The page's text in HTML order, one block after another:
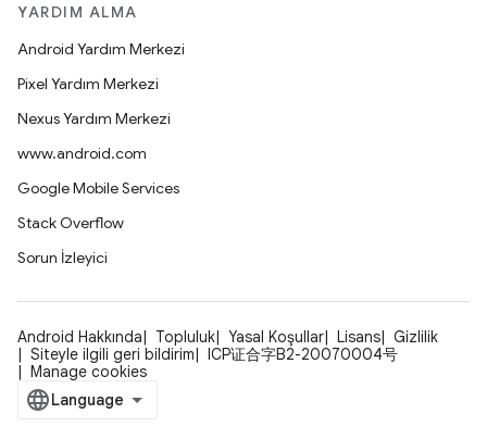
YARDIM ALMA
Android Yardım Merkezi
Pixel Yardım Merkezi
Nexus Yardım Merkezi
www.android.com
Google Mobile Services
Stack Overflow
Sorun İzleyici
Android Hakkında Topluluk Yasal Koşullar Lisans
Gizlilik
Siteyle ilgili geri bildirim
ICP证合字B2-20070004号
Manage cookies